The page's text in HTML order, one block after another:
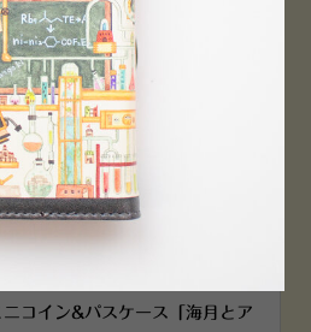
想街雑貨店《吉祥寺本店》４月２
日OPEN!
ニコイン&パスケース「海月とア